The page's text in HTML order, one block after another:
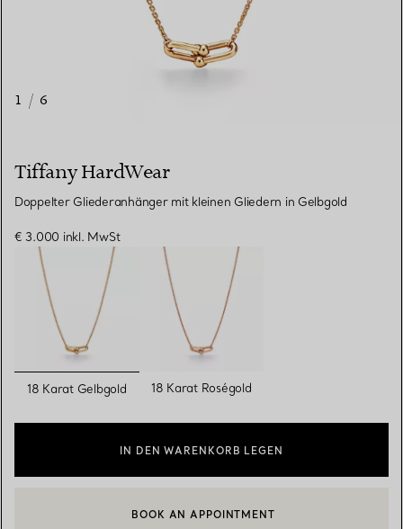
1 / 6
Tiffany HardWear
Doppelter Gliederanhänger mit kleinen Gliedern in Gelbgold
€ 3.000 inkl. MwSt
ausgewählt
18 Karat Gelbgold 18 Karat Roségold
IN DEN WARENKORB LEGEN
EINEN KUNDENBERATER KONTAKTIEREN ODER EINEN
BOOK AN APPOINTMENT